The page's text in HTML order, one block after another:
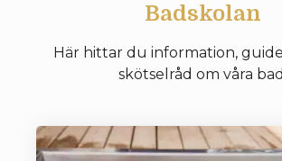
Badskolan
Här hittar du information,
skötselråd om våra